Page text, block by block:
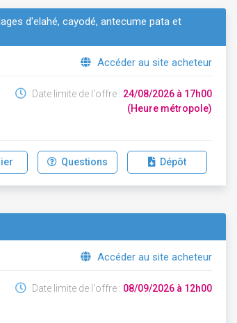
d'elahé, cayodé, antecume pata et
Accéder au site acheteur
Date limite de l'offre : 24/08/2026 à 17h00
(Heure métropole)
Questions Dépôt
Accéder au site acheteur
Date limite de l'offre : 08/09/2026 à 12h00